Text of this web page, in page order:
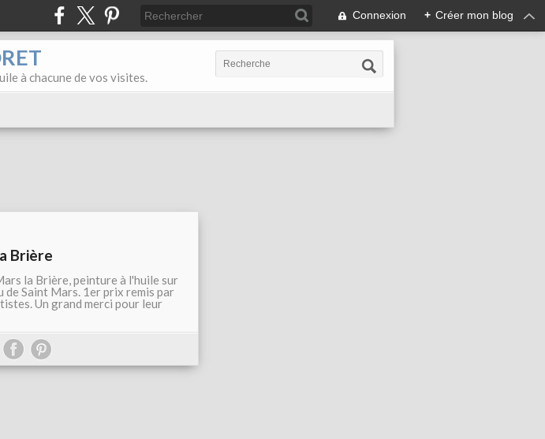
Connexion + Créer mon blog
à chacune de vos visites.
Brière
la Brière, peinture à l'huile sur
Saint Mars. 1er prix remis par
Un grand merci pour leur